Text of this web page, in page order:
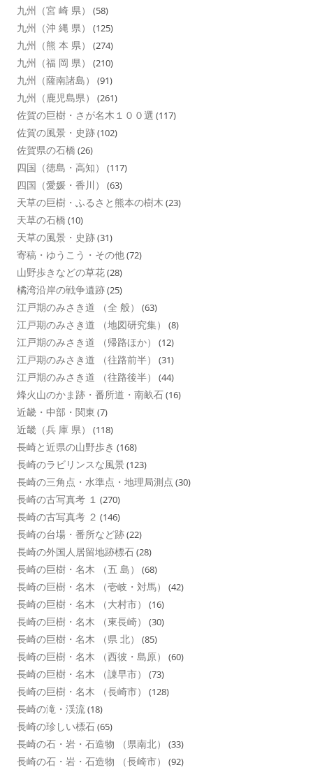
九州（宮 崎 県） (58)
九州（沖 縄 県） (125)
九州（熊 本 県） (274)
九州（福 岡 県） (210)
九州（薩南諸島） (91)
九州（鹿児島県） (261)
佐賀の巨樹・さが名木１００選 (117)
佐賀の風景・史跡(102)
佐賀県の石橋 (26)
四国（徳島・高知） (117)
四国（愛媛・香川） (63)
天草の巨樹・ふるさと熊本の樹木 (23)
天草の石橋 (10)
天草の風景・史跡(31)
寄稿・ゆうこう・その他(72)
山野歩きなどの草花(28)
橘湾沿岸の戦争遺跡(25)
江戸期のみさき道 （全 般） (63)
江戸期のみさき道 （地図研究集） (8)
江戸期のみさき道 （帰路ほか） (12)
江戸期のみさき道 （往路前半） (31)
江戸期のみさき道 （往路後半） (44)
烽火山のかま跡・番所道・南畝石(16)
近畿・中部・関東 (7)
近畿（兵 庫 県） (118)
長崎と近県の山野歩き (168)
長崎のラビリンスな風景 (123)
長崎の三角点・水準点・地理局測点 (30)
長崎の古写真考 １ (270)
長崎の古写真考 ２ (146)
長崎の台場・番所など跡(22)
長崎の外国人居留地跡標石(28)
長崎の巨樹・名木 （五 島） (68)
長崎の巨樹・名木 （壱岐・対馬） (42)
長崎の巨樹・名木 （大村市） (16)
長崎の巨樹・名木 （東長崎） (30)
長崎の巨樹・名木 （県 北） (85)
長崎の巨樹・名木 （西彼・島原） (60)
長崎の巨樹・名木 （諌早市） (73)
長崎の巨樹・名木 （長崎市） (128)
長崎の滝・渓流(18)
長崎の珍しい標石(65)
長崎の石・岩・石造物 （県南北） (33)
長崎の石・岩・石造物 （長崎市） (92)